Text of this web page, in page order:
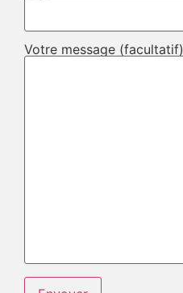
Votre message (facultatif)